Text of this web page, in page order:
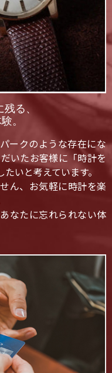
る、
。
ークのような存在にな
いたお客様に「時計を
いと考えています。
ん、お気軽に時計を楽
なたに忘れられない体